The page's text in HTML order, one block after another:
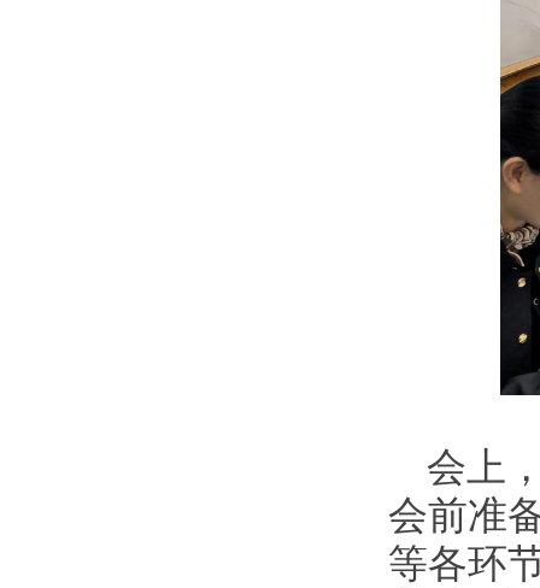
会上
会前准
等各环